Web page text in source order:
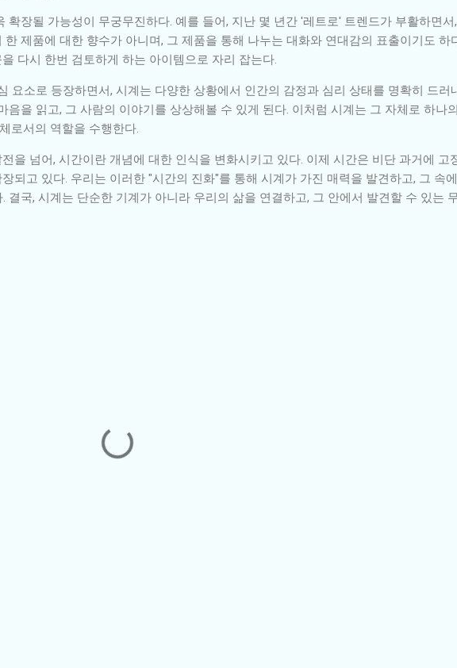
장될 가능성이 무궁무진하다. 예를 들어, 지난 몇 년간 '레트로' 트렌드가 부활하면서
제품에 대한 향수가 아니며, 그 제품을 통해 나누는 대화와 연대감의 표출이기도 하
다시 한번 검토하게 하는 아이템으로 자리 잡는다.
요소로 등장하면서, 시계는 다양한 상황에서 인간의 감정과 심리 상태를 명확히 드러
을 읽고, 그 사람의 이야기를 상상해볼 수 있게 된다. 이처럼 시계는 그 자체로 하나
로서의 역할을 수행한다.
을 넘어, 시간이란 개념에 대한 인식을 변화시키고 있다. 이제 시간은 비단 과거에 고
되고 있다. 우리는 이러한 "시간의 진화"를 통해 시계가 가진 매력을 발견하고, 그 속
결국, 시계는 단순한 기계가 아니라 우리의 삶을 연결하고, 그 안에서 발견할 수 있는